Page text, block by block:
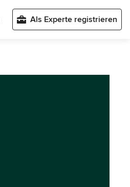
Als Experte registrieren